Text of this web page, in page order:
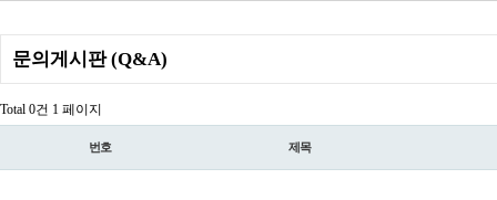
문의게시판 (Q&A)
Total 0건 1 페이지
번호 제목